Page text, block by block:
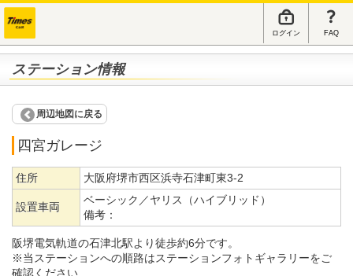
ログイン FAQ
ステーション情報
周辺地図に戻る
四宮ガレージ
住所 大阪府堺市西区浜寺石津町東3-2
設置車両
ベーシック／ヤリス（ハイブリッド）
備考：
阪堺電気軌道の石津北駅より徒歩約6分です。
※当ステーションへの順路はステーションフォトギャラリーをご
確認ください